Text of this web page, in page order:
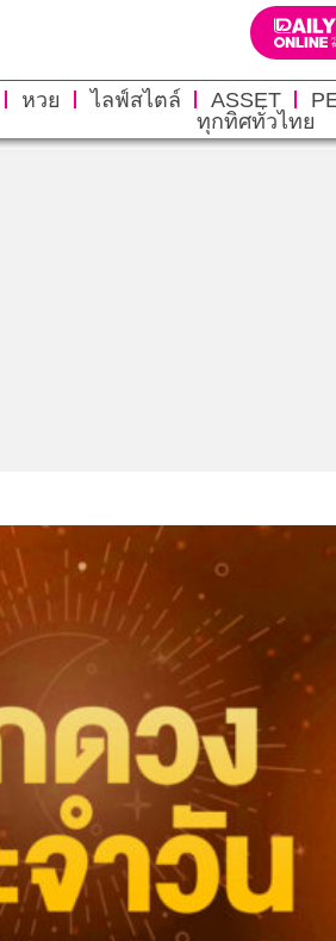
หวย ไลฟ์สไตล์ ASSET
ทุกทิศทั่วไทย